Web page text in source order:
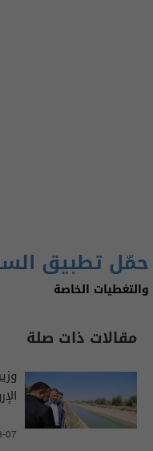
حمّل تطبيق
والتغطيات الخاصة
مقالات ذات صلة
07